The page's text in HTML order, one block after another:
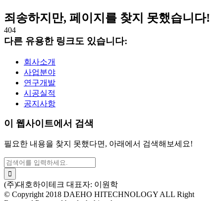
죄송하지만, 페이지를 찾지 못했습니다!
404
다른 유용한 링크도 있습니다:
회사소개
사업분야
연구개발
시공실적
공지사항
이 웹사이트에서 검색
필요한 내용을 찾지 못했다면, 아래에서 검색해보세요!
(주)대호하이테크 대표자: 이원학
© Copyright 2018 DAEHO HITECHNOLOGY ALL Right